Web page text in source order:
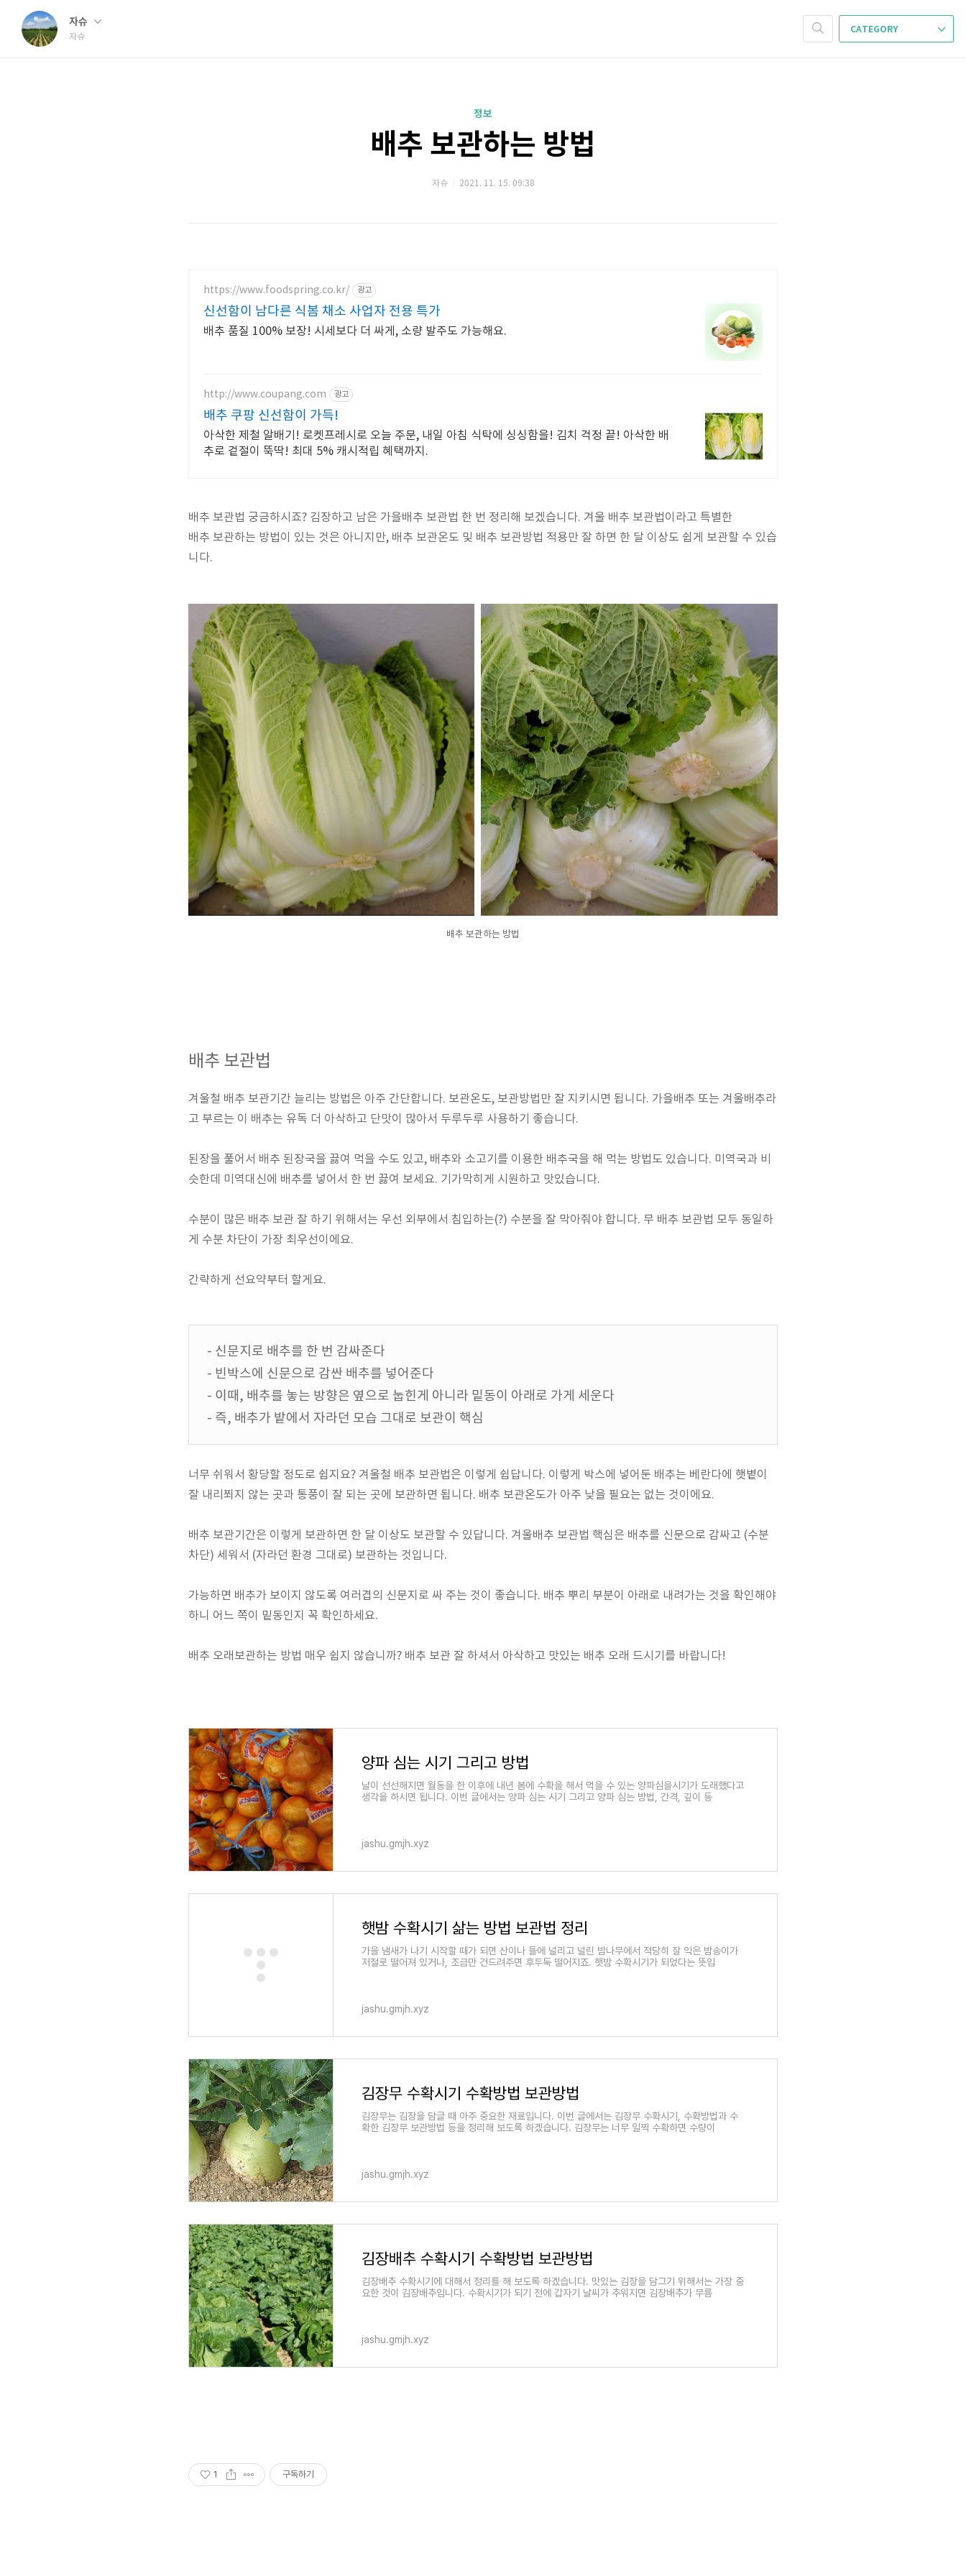
자슈
자슈
CATEGORY
정보
배추 보관하는 방법
자슈 2021. 11. 15. 09:38
https://www.foodspring.co.kr/ 광고
신선함이 남다른 식봄 채소 사업자 전용 특가
배추 품질 100% 보장! 시세보다 더 싸게, 소량 발주도 가능해요.
http://www.coupang.com 광고
배추 쿠팡 신선함이 가득!
아삭한 제철 알배기! 로켓프레시로 오늘 주문, 내일 아침 식탁에 싱싱함을! 김치 걱정 끝! 아삭한 배
추로 겉절이 뚝딱! 최대 5% 캐시적립 혜택까지.
배추 보관법 궁금하시죠? 김장하고 남은 가을배추 보관법 한 번 정리해 보겠습니다. 겨울 배추 보관법이라고 특별한
배추 보관하는 방법이 있는 것은 아니지만, 배추 보관온도 및 배추 보관방법 적용만 잘 하면 한 달 이상도 쉽게 보관할 수 있습
니다.
배추 보관하는 방법
배추 보관법
겨울철 배추 보관기간 늘리는 방법은 아주 간단합니다. 보관온도, 보관방법만 잘 지키시면 됩니다. 가을배추 또는 겨울배추라
고 부르는 이 배추는 유독 더 아삭하고 단맛이 많아서 두루두루 사용하기 좋습니다.
된장을 풀어서 배추 된장국을 끓여 먹을 수도 있고, 배추와 소고기를 이용한 배추국을 해 먹는 방법도 있습니다. 미역국과 비
슷한데 미역대신에 배추를 넣어서 한 번 끓여 보세요. 기가막히게 시원하고 맛있습니다.
수분이 많은 배추 보관 잘 하기 위해서는 우선 외부에서 침입하는(?) 수분을 잘 막아줘야 합니다. 무 배추 보관법 모두 동일하
게 수분 차단이 가장 최우선이에요.
간략하게 선요약부터 할게요.
- 신문지로 배추를 한 번 감싸준다
- 빈박스에 신문으로 감싼 배추를 넣어준다
- 이때, 배추를 놓는 방향은 옆으로 눕힌게 아니라 밑동이 아래로 가게 세운다
- 즉, 배추가 밭에서 자라던 모습 그대로 보관이 핵심
너무 쉬워서 황당할 정도로 쉽지요? 겨울철 배추 보관법은 이렇게 쉽답니다. 이렇게 박스에 넣어둔 배추는 베란다에 햇볕이
잘 내리쬐지 않는 곳과 통풍이 잘 되는 곳에 보관하면 됩니다. 배추 보관온도가 아주 낮을 필요는 없는 것이에요.
배추 보관기간은 이렇게 보관하면 한 달 이상도 보관할 수 있답니다. 겨울배추 보관법 핵심은 배추를 신문으로 감싸고 (수분
차단) 세워서 (자라던 환경 그대로) 보관하는 것입니다.
가능하면 배추가 보이지 않도록 여러겹의 신문지로 싸 주는 것이 좋습니다. 배추 뿌리 부분이 아래로 내려가는 것을 확인해야
하니 어느 쪽이 밑동인지 꼭 확인하세요.
배추 오래보관하는 방법 매우 쉽지 않습니까? 배추 보관 잘 하셔서 아삭하고 맛있는 배추 오래 드시기를 바랍니다!
양파 심는 시기 그리고 방법
날이 선선해지면 월동을 한 이후에 내년 봄에 수확을 해서 먹을 수 있는 양파심을시기가 도래했다고
생각을 하시면 됩니다. 이번 글에서는 양파 심는 시기 그리고 양파 심는 방법, 간격, 깊이 등
jashu.gmjh.xyz
햇밤 수확시기 삶는 방법 보관법 정리
가을 냄새가 나기 시작할 때가 되면 산이나 들에 널리고 널린 밤나무에서 적당히 잘 익은 밤송이가
저절로 떨어져 있거나, 조금만 건드려주면 후두둑 떨어지죠. 햇밤 수확시기가 되었다는 뜻입
jashu.gmjh.xyz
김장무 수확시기 수확방법 보관방법
김장무는 김장을 담글 때 아주 중요한 재료입니다. 이번 글에서는 김장무 수확시기, 수확방법과 수
확한 김장무 보관방법 등을 정리해 보도록 하겠습니다. 김장무는 너무 일찍 수확하면 수량이
jashu.gmjh.xyz
김장배추 수확시기 수확방법 보관방법
김장배추 수확시기에 대해서 정리를 해 보도록 하겠습니다. 맛있는 김장을 담그기 위해서는 가장 중
요한 것이 김장배추입니다. 수확시기가 되기 전에 갑자기 날씨가 추워지면 김장배추가 무름
jashu.gmjh.xyz
1 구독하기